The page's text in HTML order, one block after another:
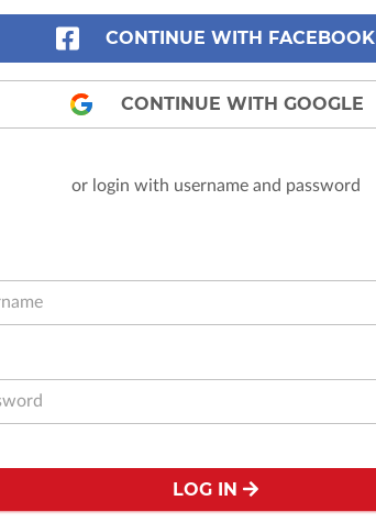
CONTINUE WITH FACEBOOK
CONTINUE WITH GOOGLE
or login with username and password
LOG IN